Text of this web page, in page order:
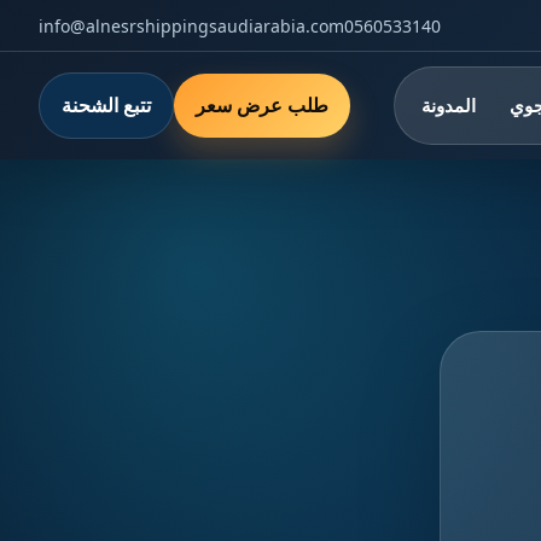
0560533140
info@alnesrshippingsaudiarabia.com
المدونة طلب عرض سعر تتبع الشحنة